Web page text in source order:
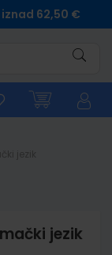
62,50 €
jezik